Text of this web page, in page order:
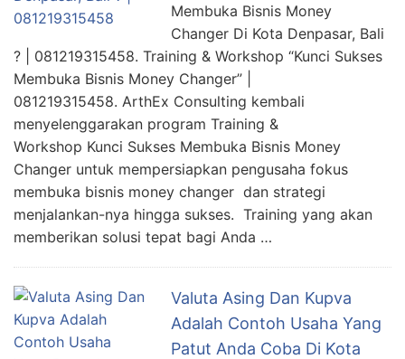
Membuka Bisnis Money
Changer Di Kota Denpasar, Bali
? | 081219315458. Training & Workshop “Kunci Sukses
Membuka Bisnis Money Changer” |
081219315458. ArthEx Consulting kembali
menyelenggarakan program Training &
Workshop Kunci Sukses Membuka Bisnis Money
Changer untuk mempersiapkan pengusaha fokus
membuka bisnis money changer dan strategi
menjalankan-nya hingga sukses. Training yang akan
memberikan solusi tepat bagi Anda …
Valuta Asing Dan Kupva
Adalah Contoh Usaha Yang
Patut Anda Coba Di Kota